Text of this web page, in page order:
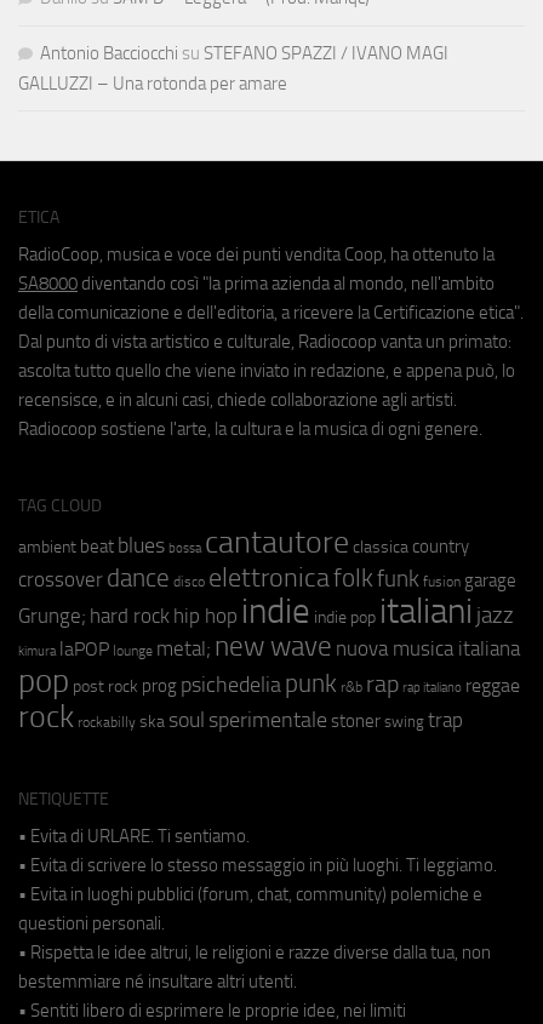
Antonio Bacciocchi su STEFANO SPAZZI / IVANO MAGI
GALLUZZI – Una rotonda per amare
ETICA
RadioCoop, musica e voce dei punti vendita Coop, ha ottenuto la
SA8000 diventando così "la prima azienda al mondo, nell'ambito
della comunicazione e dell'editoria, a ricevere la Certificazione etica".
Dal punto di vista artistico e culturale, Radiocoop vanta un primato:
ascolta tutto quello che viene inviato in redazione, e appena può, lo
recensisce, e in alcuni casi, chiede collaborazione agli artisti.
Radiocoop sostiene l'arte, la cultura e la musica di ogni genere.
TAG CLOUD
ambient beat blues bossa cantautore classica country
crossover dance disco elettronicafolkfunk fusion garage
Grunge; hard rock hip hop indie indie pop italiani jazz
kimura laPOP lounge metal; new wave nuova musica italiana
pop post rock prog psichedeliapunk r&b rap rap italiano reggae
rock rockabilly ska soul sperimentale stoner swing trap
NETIQUETTE
• Evita di URLARE. Ti sentiamo.
• Evita di scrivere lo stesso messaggio in più luoghi. Ti leggiamo.
• Evita in luoghi pubblici (forum, chat, community) polemiche e
questioni personali.
• Rispetta le idee altrui, le religioni e razze diverse dalla tua, non
bestemmiare né insultare altri utenti.
• Sentiti libero di esprimere le proprie idee, nei limiti